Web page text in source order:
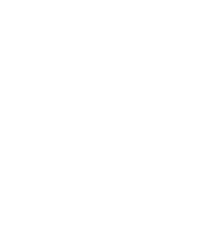
о попаданце из нашего